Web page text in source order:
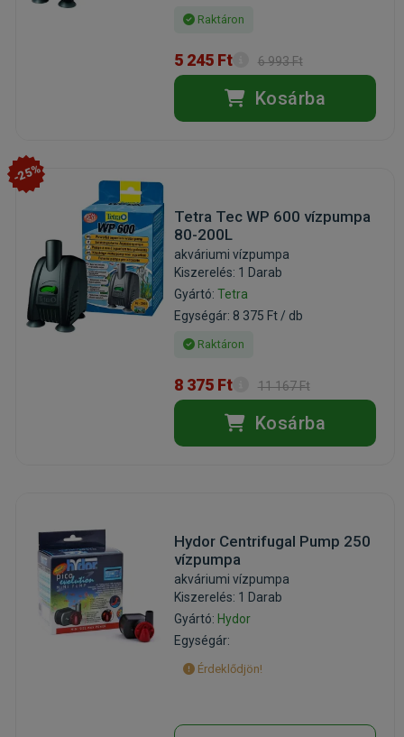
Raktáron
5 245 Ft 6 993 Ft
Kosárba
-25%
Tetra Tec WP 600 vízpumpa
80-200L
akváriumi vízpumpa
Kiszerelés: 1 Darab
Gyártó: Tetra
Egységár: 8 375 Ft / db
Raktáron
8 375 Ft 11 167 Ft
Kosárba
Hydor Centrifugal Pump 250
vízpumpa
akváriumi vízpumpa
Kiszerelés: 1 Darab
Gyártó: Hydor
Egységár:
Érdeklődjön!